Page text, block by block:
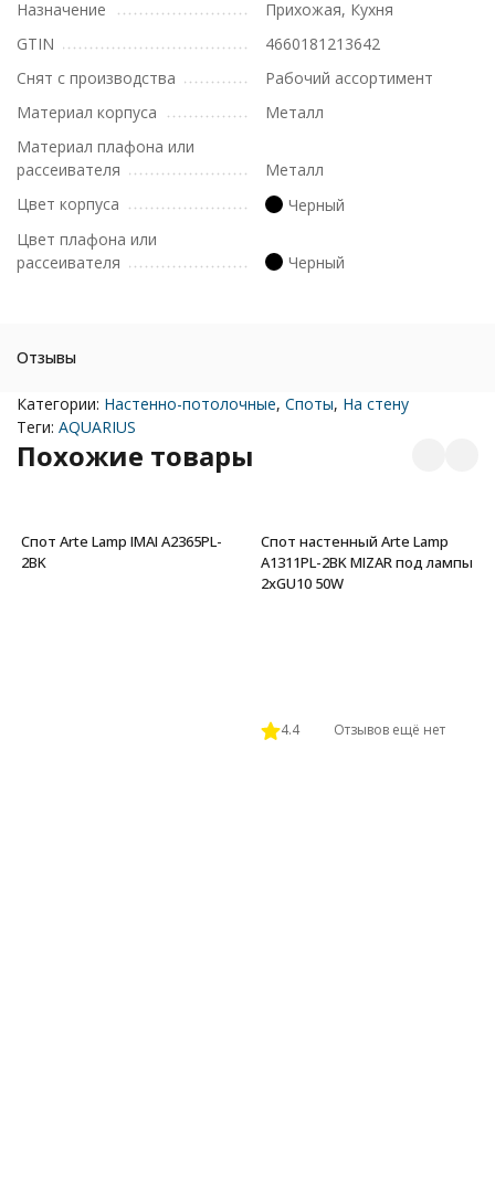
Назначение
Прихожая, Кухня
GTIN
4660181213642
Снят с производства
Рабочий ассортимент
Материал корпуса
Металл
Материал плафона или
рассеивателя
Металл
Цвет корпуса
Черный
Цвет плафона или
рассеивателя
Черный
Отзывы
Категории: Настенно-потолочные, Споты, На стену
Теги: AQUARIUS
Похожие товары
Спот Arte Lamp IMAI A2365PL-
2BK
Спот настенный Arte Lamp
A1311PL-2BK MIZAR под лампы
2xGU10 50W
4.4 Отзывов ещё нет